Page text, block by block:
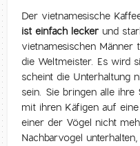
Der vietnamesische
ist einfach lecker und
vietnamesischen Männer
die Weltmeister. Es wird
scheint die Unterhaltung
sein. Sie bringen alle
mit ihren Käfigen auf
einer der Vögel nicht
Nachbarvogel